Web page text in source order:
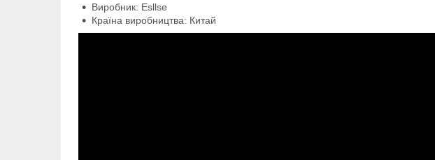
Виробник: Esllse
Країна виробництва: Китай